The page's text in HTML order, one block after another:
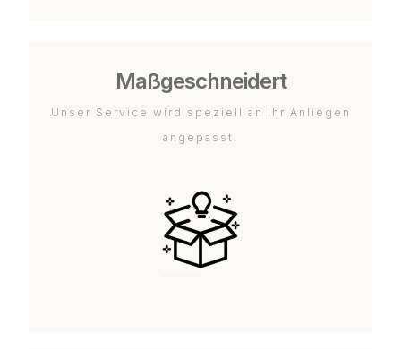
Maßgeschneidert
Unser Service wird speziell an Ihr Anliegen
angepasst.